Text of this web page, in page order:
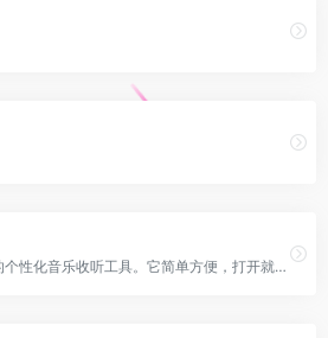
豆瓣FM是你专属的个性化音乐收听工具。它简单方便，打开就能收听。在收听过程中，你可以用“红心”、“垃圾桶”或者“跳过” 告诉豆瓣FM你的喜好。豆瓣FM将根据你的操作和反馈，从海量曲库中自动发现并播出符合你音乐口味的歌曲。